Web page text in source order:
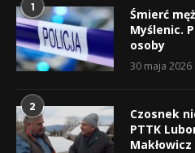
1
Śmierć
Myślenic.
osoby
30 maja 2026
2
Czosnek
PTTK
Makłowicz